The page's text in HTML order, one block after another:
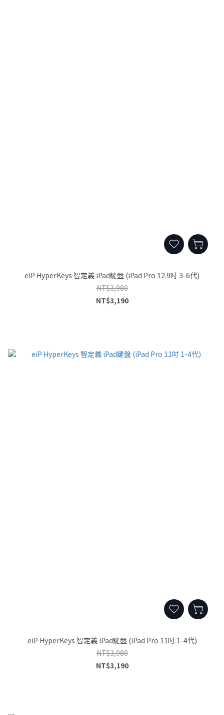
eiP HyperKeys 智定義 iPad鍵盤 (iPad Pro 12.9吋 3-6代)
NT$3,980
NT$3,190
eiP HyperKeys 智定義 iPad鍵盤 (iPad Pro 11吋 1-4代)
NT$3,980
NT$3,190